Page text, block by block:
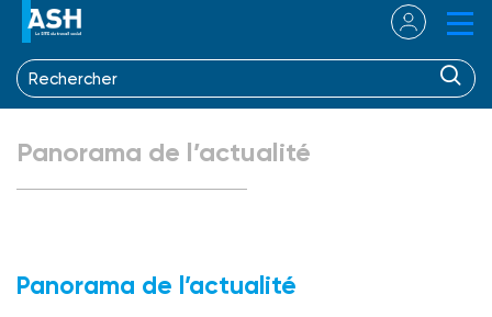
Panorama de l’actualité
Panorama de l’actualité